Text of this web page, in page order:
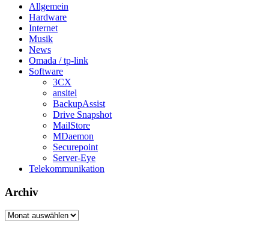
Allgemein
Hardware
Internet
Musik
News
Omada / tp-link
Software
3CX
ansitel
BackupAssist
Drive Snapshot
MailStore
MDaemon
Securepoint
Server-Eye
Telekommunikation
Archiv
Archiv